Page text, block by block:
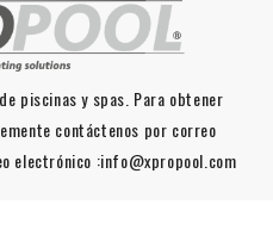
piscinas y spas. Para obtener
contáctenos por correo
electrónico :info@xpropool.com